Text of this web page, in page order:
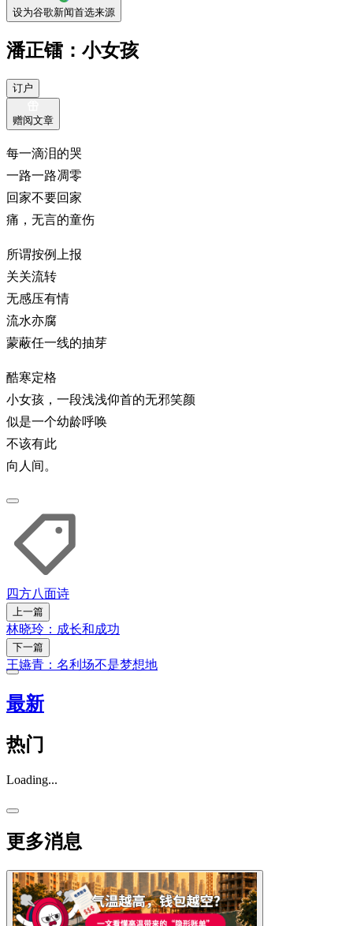
设为谷歌新闻首选来源
潘正镭：小女孩
订户
赠阅文章
每一滴泪的哭
一路一路凋零
回家不要回家
痛，无言的童伤
所谓按例上报
关关流转
无感压有情
流水亦腐
蒙蔽任一线的抽芽
酷寒定格
小女孩，一段浅浅仰首的无邪笑颜
似是一个幼龄呼唤
不该有此
向人间。
四方八面诗
上一篇
林晓玲：成长和成功
下一篇
王嬿青：名利场不是梦想地
最新
热门
Loading...
更多消息